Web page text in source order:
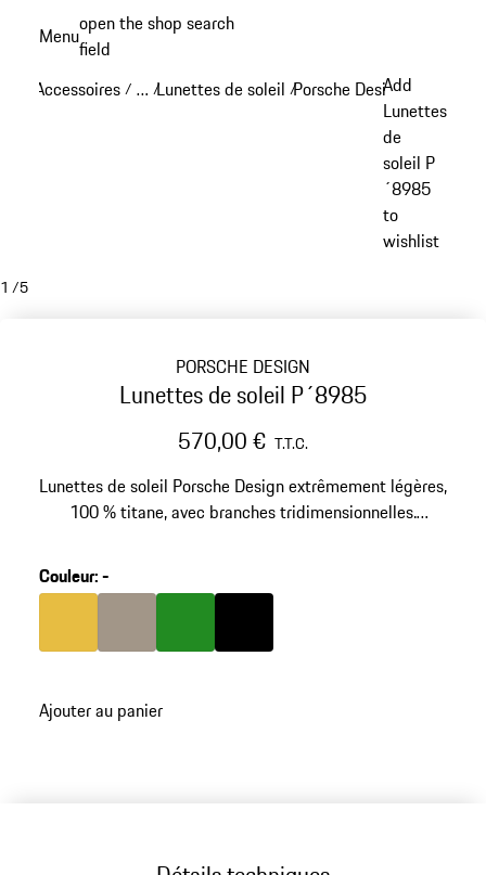
principal
Menuopen the shop search
field
Accessoires / …
Reveal collapsed breadcrumb items
/Lunettes de soleil /Porsche Design lunettes
Add
Lunettes
de
soleil P
´8985
to
wishlist
1 /5
PORSCHE DESIGN
Lunettes de soleil P´8985
570,00 € T.T.C.
Lunettes de soleil Porsche Design extrêmement légères,
100 % titane, avec branches tridimensionnelles.
Couleur:-
Couleur
Or
Couleur Palladium Métallisé
Couleur Vert
Couleur Noir
Ajouter au panier